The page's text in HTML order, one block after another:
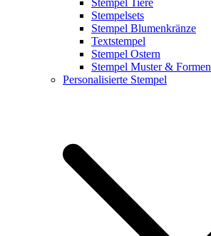
Stempel Tiere
Stempelsets
Stempel Blumenkränze
Textstempel
Stempel Ostern
Stempel Muster & Formen
Personalisierte Stempel